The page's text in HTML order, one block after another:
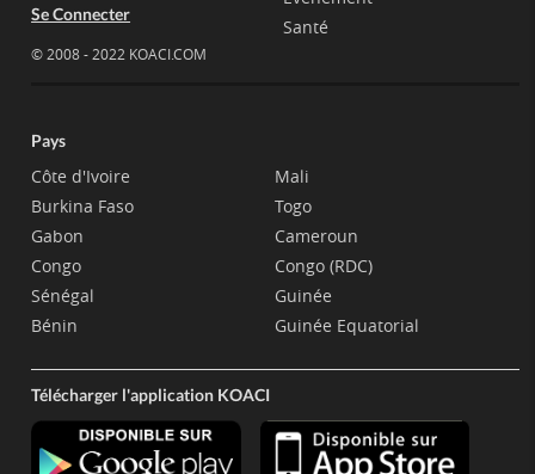
Se Connecter
© 2008 - 2022 KOACI.COM
Santé
Pays
Côte d'Ivoire
Burkina Faso
Gabon
Congo
Sénégal
Bénin
Mali
Togo
Cameroun
Congo (RDC)
Guinée
Guinée Equatorial
Télécharger l'application KOACI